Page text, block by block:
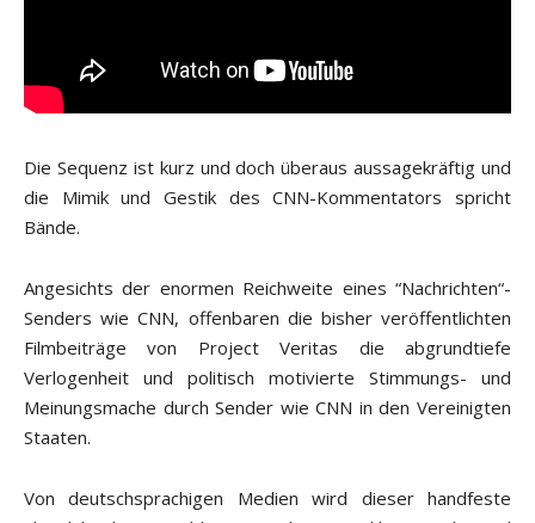
Die Sequenz ist kurz und doch überaus aussagekräftig und
die Mimik und Gestik des CNN-Kommentators spricht
Bände.
Angesichts der enormen Reichweite eines “Nachrichten“-
Senders wie CNN, offenbaren die bisher veröffentlichten
Filmbeiträge von Project Veritas die abgrundtiefe
Verlogenheit und politisch motivierte Stimmungs- und
Meinungsmache durch Sender wie CNN in den Vereinigten
Staaten.
Von deutschsprachigen Medien wird dieser handfeste